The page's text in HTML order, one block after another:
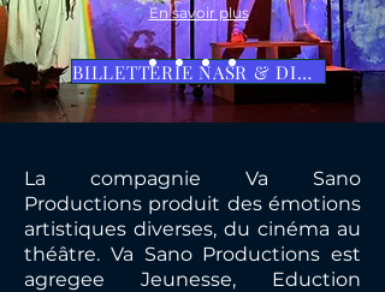
En savoir plus
BILLETTERIE NASR & DINN
La compagnie Va Sano
Productions produit des émotions
artistiques diverses, du cinéma au
théâtre. Va Sano Productions est
agregee Jeunesse, Eduction